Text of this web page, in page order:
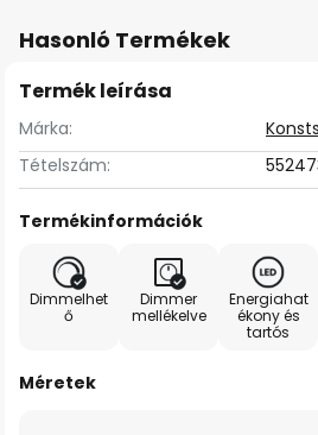
Hasonló Termékek
Termék leírása
Márka:
Tételszám:
Termékinformációk
Dimmelhet
ő
Dimmer
mellékelve
Energiahat
ékony és
tartós
Méretek